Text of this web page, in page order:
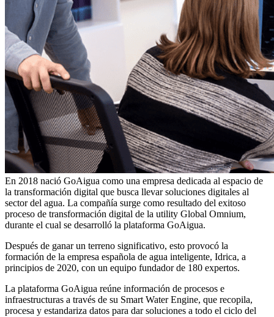
En 2018 nació GoAigua como una empresa dedicada al espacio de
la transformación digital que busca llevar soluciones digitales al
sector del agua. La compañía surge como resultado del exitoso
proceso de transformación digital de la utility Global Omnium,
durante el cual se desarrolló la plataforma GoAigua.
Después de ganar un terreno significativo, esto provocó la
formación de la empresa española de agua inteligente, Idrica, a
principios de 2020, con un equipo fundador de 180 expertos.
La plataforma GoAigua reúne información de procesos e
infraestructuras a través de su Smart Water Engine, que recopila,
procesa y estandariza datos para dar soluciones a todo el ciclo del